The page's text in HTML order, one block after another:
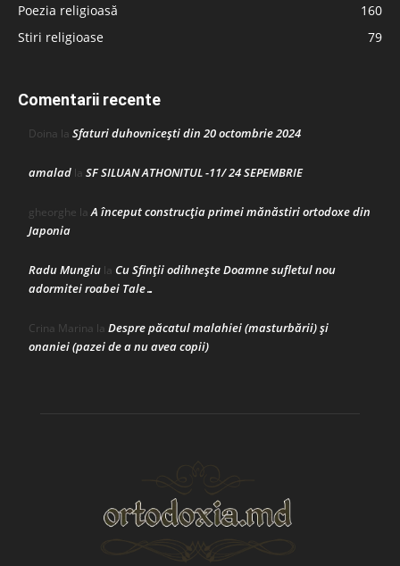
Poezia religioasă
160
Stiri religioase
79
Comentarii recente
Doina la Sfaturi duhovnicești din 20 octombrie 2024
amalad la SF SILUAN ATHONITUL -11/ 24 SEPEMBRIE
gheorghe laA început construcţia primei mănăstiri ortodoxe din
Japonia
Radu Mungiu la Cu Sfinții odihnește Doamne sufletul nou
adormitei roabei Tale…
Crina Marina la Despre păcatul malahiei (masturbării) şi
onaniei (pazei de a nu avea copii)